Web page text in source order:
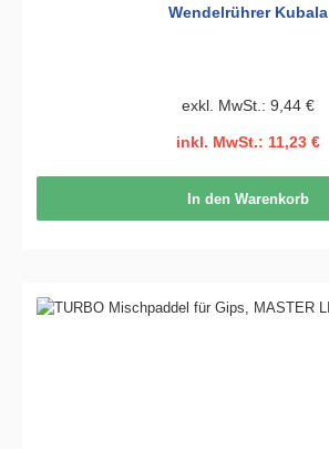
Wendelrührer Kubala
exkl. MwSt.: 9,44 €
inkl. MwSt.: 11,23 €
In den Warenkorb